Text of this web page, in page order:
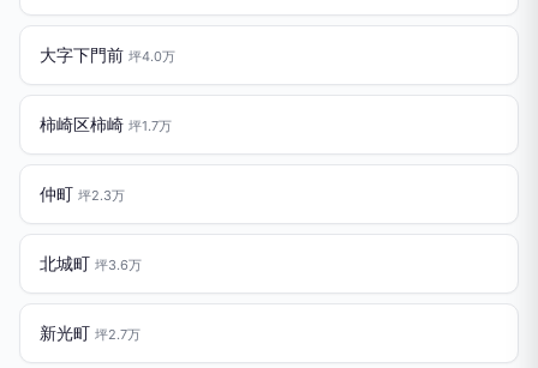
大字下門前 坪4.0万
柿崎区柿崎 坪1.7万
仲町 坪2.3万
北城町 坪3.6万
新光町 坪2.7万